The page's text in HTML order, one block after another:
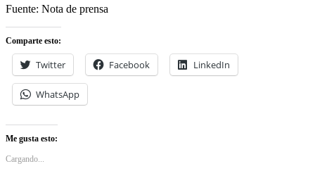
Fuente: Nota de prensa
Comparte esto:
Twitter Facebook LinkedIn
WhatsApp
Me gusta esto:
Cargando...